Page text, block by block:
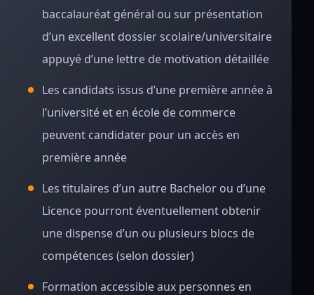
baccalauréat général ou sur présentation
d’un excellent dossier scolaire/universitaire
appuyé d’une lettre de motivation détaillée
Les candidats issus d’une première année à
l’université et en école de commerce
peuvent candidater pour un accès en
première année
Les titulaires d’un autre Bachelor ou d’une
Licence pourront éventuellement obtenir
une dispense d’un ou plusieurs blocs de
compétences (selon dossier)
Formation accessible aux personnes en